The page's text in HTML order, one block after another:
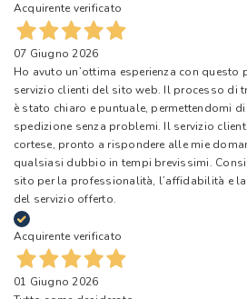
Acquirente verificato
07 Giugno 2026
Ho avuto un’ottima esperienza con
servizio clienti del sito web. Il processo di
è stato chiaro e puntuale, permettendomi
spedizione senza problemi. Il servizio
cortese, pronto a rispondere alle mie
qualsiasi dubbio in tempi brevissimi.
sito per la professionalità, l’affidabilità e
del servizio offerto.
Acquirente verificato
01 Giugno 2026